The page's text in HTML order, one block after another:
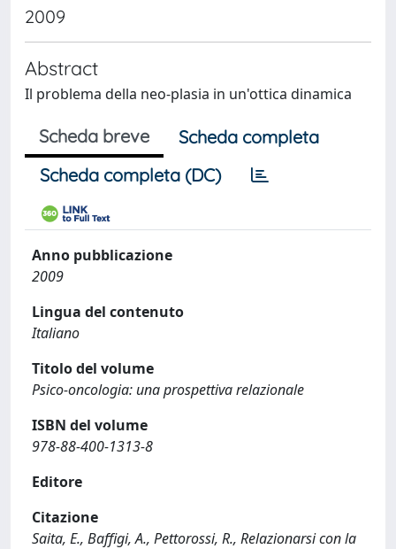
2009
Abstract
Il problema della neo-plasia in un'ottica dinamica
Scheda breve
Scheda completa
Scheda completa (DC)
Anno pubblicazione
2009
Lingua del contenuto
Italiano
Titolo del volume
Psico-oncologia: una prospettiva relazionale
ISBN del volume
978-88-400-1313-8
Editore
Citazione
Saita, E., Baffigi, A., Pettorossi, R., Relazionarsi con la